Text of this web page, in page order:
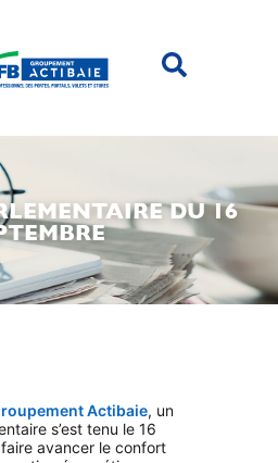
DU 16
Actibaie, un
s’est tenu le 16
avancer le confort